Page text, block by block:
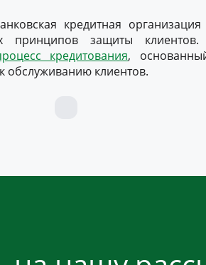
кредитная
принципов защиты
кредитования,
обслуживанию клиентов.